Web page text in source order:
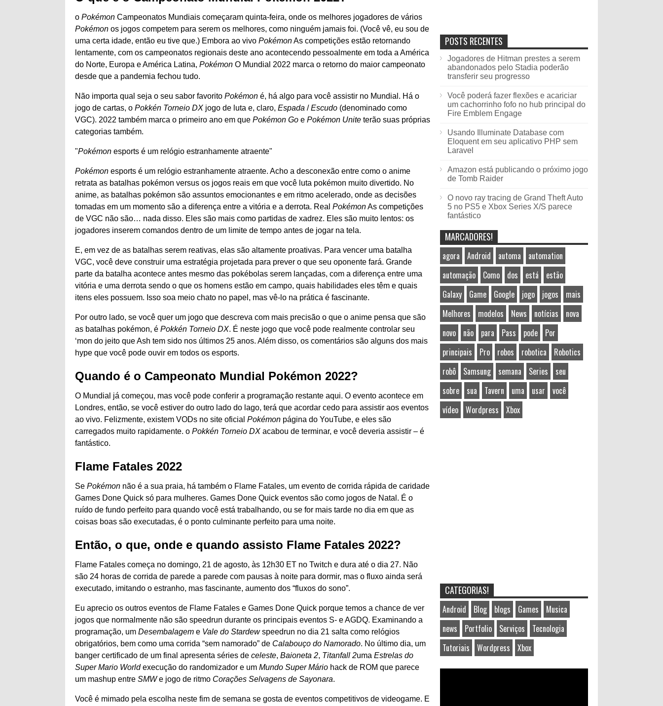
o Pokémon Campeonatos Mundiais começaram quinta-feira, onde os melhores jogadores de vários
Pokémon os jogos competem para serem os melhores, como ninguém jamais foi. (Você vê, eu sou de
uma certa idade, então eu tive que.) Embora ao vivo PokémonAs competições estão retornando
lentamente, com os campeonatos regionais deste ano acontecendo pessoalmente em toda a América
do Norte, Europa e América Latina, Pokémon O Mundial 2022 marca o retorno do maior campeonato
desde que a pandemia fechou tudo.
Não importa qual seja o seu sabor favorito Pokémon é, há algo para você assistir no Mundial. Há o
jogo de cartas, o Pokkén Torneio DX jogo de luta e, claro, Espada /Escudo (denominado como
VGC). 2022 também marca o primeiro ano em que Pokémon Go e Pokémon Unite terão suas próprias
categorias também.
Pokémon esports é um relógio estranhamente atraente
Pokémon esports é um relógio estranhamente atraente. Acho a desconexão entre como o anime
retrata as batalhas pokémon versus os jogos reais em que você luta pokémon muito divertido. No
anime, as batalhas pokémon são assuntos emocionantes e em ritmo acelerado, onde as decisões
tomadas em um momento são a diferença entre a vitória e a derrota. Real PokémonAs competições
de VGC não são… nada disso. Eles são mais como partidas de xadrez. Eles são muito lentos: os
jogadores inserem comandos dentro de um limite de tempo antes de jogar na tela.
E, em vez de as batalhas serem reativas, elas são altamente proativas. Para vencer uma batalha
VGC, você deve construir uma estratégia projetada para prever o que seu oponente fará. Grande
parte da batalha acontece antes mesmo das pokébolas serem lançadas, com a diferença entre uma
vitória e uma derrota sendo o que os homens estão em campo, quais habilidades eles têm e quais
itens eles possuem. Isso soa meio chato no papel, mas vê-lo na prática é fascinante.
Por outro lado, se você quer um jogo que descreva com mais precisão o que o anime pensa que são
as batalhas pokémon, é Pokkén Torneio DX. É neste jogo que você pode realmente controlar seu
‘mon do jeito que Ash tem sido nos últimos 25 anos. Além disso, os comentários são alguns dos mais
hype que você pode ouvir em todos os esports.
Quando é o Campeonato Mundial Pokémon 2022?
O Mundial já começou, mas você pode conferir a programação restante aqui. O evento acontece em
Londres, então, se você estiver do outro lado do lago, terá que acordar cedo para assistir aos eventos
ao vivo. Felizmente, existem VODs no site oficial Pokémon página do YouTube, e eles são
carregados muito rapidamente. o Pokkén Torneio DX acabou de terminar, e você deveria assistir – é
fantástico.
Flame Fatales 2022
Se Pokémon não é a sua praia, há também o Flame Fatales, um evento de corrida rápida de caridade
Games Done Quick só para mulheres. Games Done Quick eventos são como jogos de Natal. É o
ruído de fundo perfeito para quando você está trabalhando, ou se for mais tarde no dia em que as
coisas boas são executadas, é o ponto culminante perfeito para uma noite.
Então, o que, onde e quando assisto Flame Fatales 2022?
Flame Fatales começa no domingo, 21 de agosto, às 12h30 ET no Twitch e dura até o dia 27. Não
são 24 horas de corrida de parede a parede com pausas à noite para dormir, mas o fluxo ainda será
executado, imitando o estranho, mas fascinante, aumento dos “fluxos do sono”.
Eu aprecio os outros eventos de Flame Fatales e Games Done Quick porque temos a chance de ver
jogos que normalmente não são speedrun durante os principais eventos S- e AGDQ. Examinando a
programação, um Desembalagem e Vale do Stardewspeedrun no dia 21 salta como relógios
obrigatórios, bem como uma corrida “sem namorado” de Calabouço do Namorado. No último dia, um
banger certificado de um final apresenta séries de celeste, Baioneta 2, Titanfall 2uma Estrelas do
Super Mario Worldexecução do randomizador e um Mundo Super Mário hack de ROM que parece
um mashup entre SMWe jogo de ritmo Corações Selvagens de Sayonara.
Você é mimado pela escolha neste fim de semana se gosta de eventos competitivos de videogame. E
POSTS RECENTES
Jogadores de Hitman prestes a serem
abandonados pelo Stadia poderão
transferir seu progresso
Você poderá fazer flexões e acariciar
um cachorrinho fofo no hub principal do
Fire Emblem Engage
Usando Illuminate Database com
Eloquent em seu aplicativo PHP sem
Laravel
Amazon está publicando o próximo jogo
de Tomb Raider
O novo ray tracing de Grand Theft Auto
5 no PS5 e Xbox Series X/S parece
fantástico
MARCADORES!
agora Android automa
automation
automação
Como dos está
estão
Galaxy
Game Google jogo jogos
mais
Melhores
modelos News notícias
nova
novo
não para Pass pode
Por
principais
Pro robos robotica
Robotics
robô
Samsung semana Series
seu
sobre
sua Tavern uma usar
você
vídeo
Wordpress Xbox
CATEGORIAS!
Android Blog blogs Games
Musica
news
Portfolio Serviços
Tecnologia
Tutoriais
Wordpress Xbox